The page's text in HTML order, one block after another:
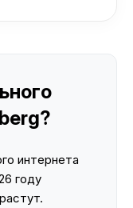
интернета
году